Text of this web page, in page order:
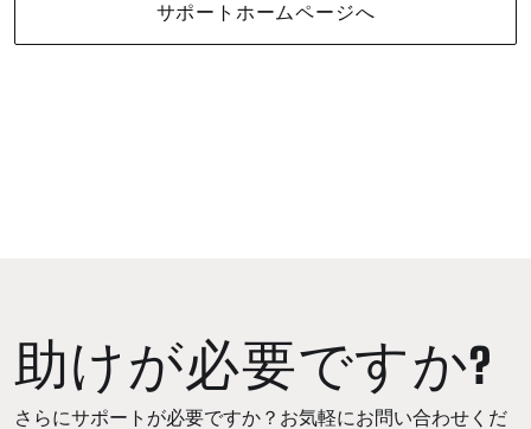
サポートホームページへ
助けが必要ですか?
さらにサポートが必要ですか？お気軽にお問い合わせくだ